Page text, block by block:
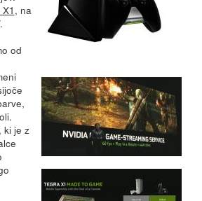
, na
od
ki je z